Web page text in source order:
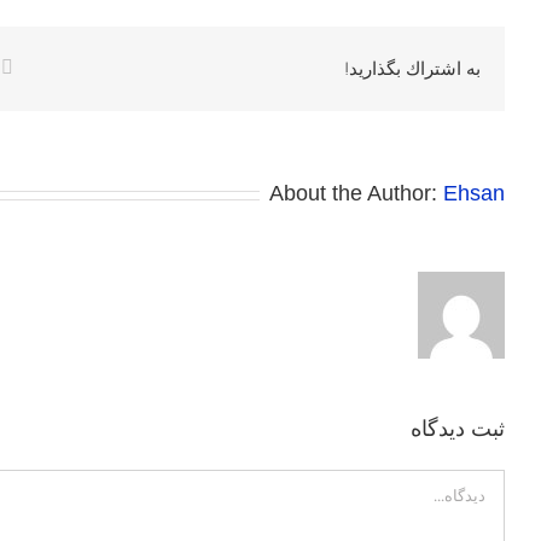
به اشتراك بگذاريد!
About the Author: Ehsan
ثبت ديدگاه